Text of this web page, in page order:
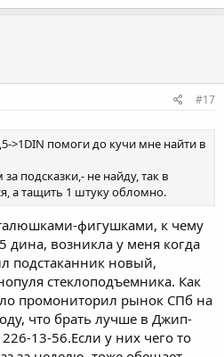
#17
>1DIN помоги до кучи мне найти в
подсказки,- не найду, так в
а тащить 1 штуку обломно.
фигушками, к чему
дина, возникла у меня когда
подстаканник новый,
стеклоподъемника. Как
промониторил рынок СПб на
что брать лучше в Джип-
13-56.Если у них чего то